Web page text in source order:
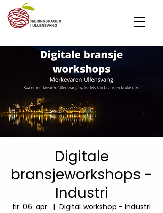
Digitale
bransjeworkshops -
Industri
tir. 06. apr.
  |
Digital workshop - Industri